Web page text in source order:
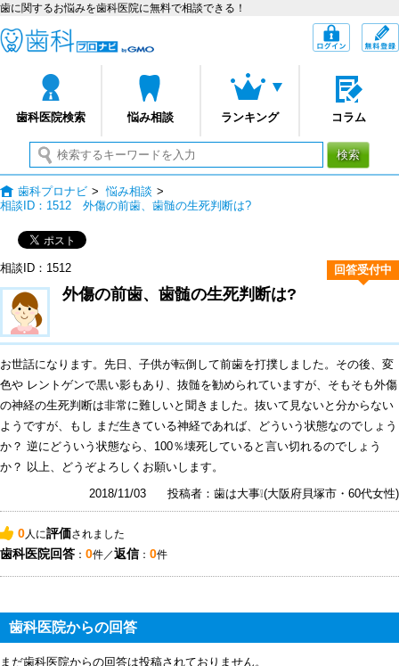
歯に関するお悩みを歯科医院に無料で相談できる！
歯科医院検索 悩み相談 ランキング コラム
ログイン
検索
歯科プロナビ > 悩み相談 >
相談ID：1512 外傷の前歯、歯髄の生死判断は?
外傷の前歯、歯髄の生死判断は?
お世話になります。先日、子供が転倒して前歯を打撲しました。その後、変
色や レントゲンで黒い影もあり、抜髄を勧められていますが、そもそも外傷
の神経の生死判断は非常に難しいと聞きました。抜いて見ないと分からない
ようですが、もし まだ生きている神経であれば、どういう状態なのでしょう
か？ 逆にどういう状態なら、100％壊死していると言い切れるのでしょう
か？ 以上、どうぞよろしくお願いします。
2018/11/03
投稿者：歯は大事❕(大阪府貝塚市・60代女性)
相談ID：1512 回答受付中
0 人に評価されました
歯科医院回答 ： 0件／返信： 0件
歯科医院からの回答
まだ歯科医院からの回答は投稿されておりません。